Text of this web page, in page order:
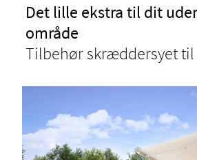
Det lille ekstra til dit
område
Tilbehør skræddersyet